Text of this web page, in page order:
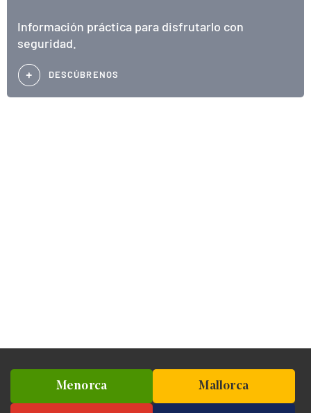
Información práctica para disfrutarlo con
seguridad.
DESCÚBRENOS
Menorca Mallorca